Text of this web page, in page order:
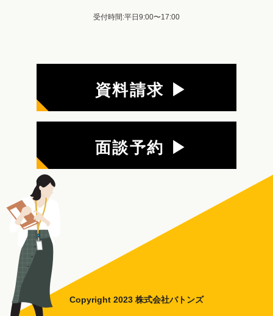
受付時間:平日9:00〜17:00
資料請求 ▶
面談予約 ▶
Copyright 2023 株式会社バトンズ